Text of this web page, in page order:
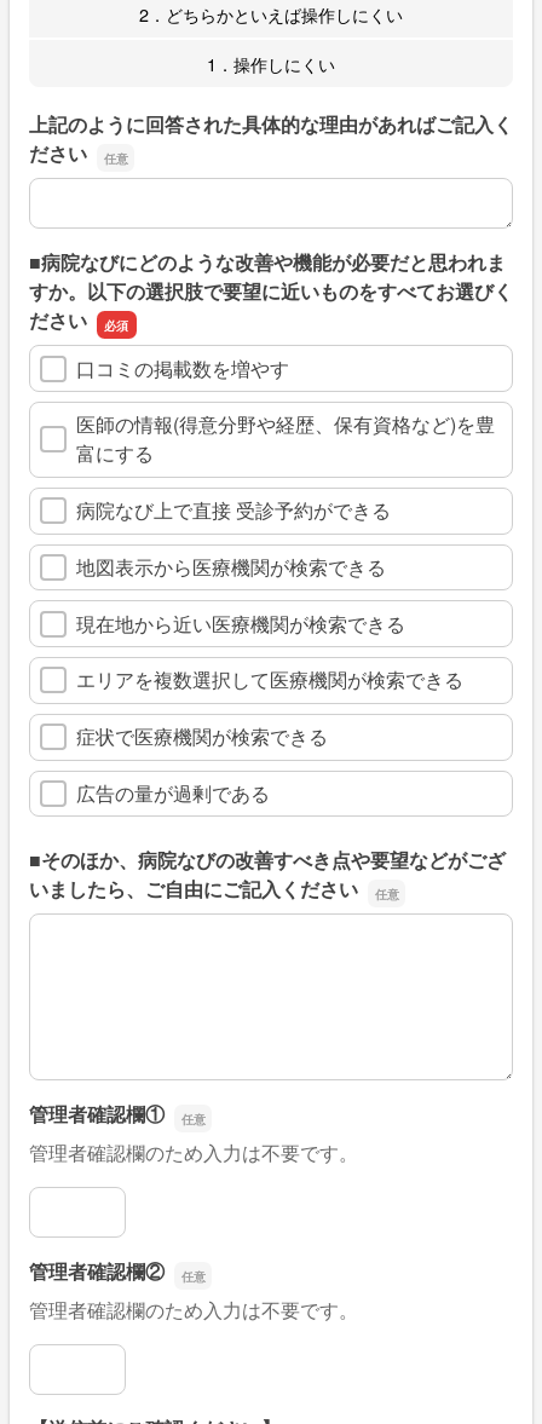
2．どちらかといえば操作しにくい
1．操作しにくい
上記のように回答された具体的な理由があればご記入く
ださい
上記のように回答された具体的な理由があればご記入くだ
■病院なびにどのような改善や機能が必要だと思われま
すか。以下の選択肢で要望に近いものをすべてお選びく
ださい
口コミの掲載数を増やす
医師の情報(得意分野や経歴、保有資格など)を豊
富にする
病院なび上で直接 受診予約ができる
地図表示から医療機関が検索できる
現在地から近い医療機関が検索できる
エリアを複数選択して医療機関が検索できる
症状で医療機関が検索できる
広告の量が過剰である
■そのほか、病院なびの改善すべき点や要望などがござ
いましたら、ご自由にご記入ください
■そのほか、病院なびの改善すべき点や要望などがござい
管理者確認欄①
管理者確認欄のため入力は不要です。
管理者確認欄①
管理者確認欄②
管理者確認欄のため入力は不要です。
管理者確認欄②